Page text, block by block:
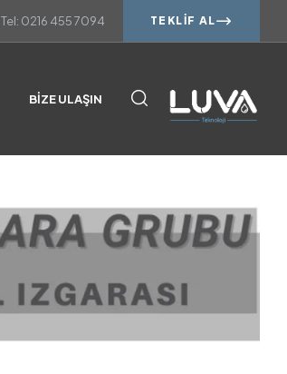
Tel: 0216 455 7094 TEKLIF AL
BIZE ULAŞIN